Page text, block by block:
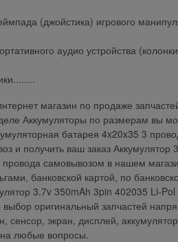
(джойстика) игрового
аудио устройства
магазин по продаже
Аккумуляторы по размерам вы
батарея 4x20x35 3
и получить ваш заказ
самовывозом в нашем
банковской картой, по
3.7v 350mAh 3pin 402035 Li-
оригинальный запчастей
сенсор, экран, дисплей,
любые вопросы.